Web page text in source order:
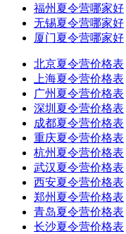
福州夏令营哪家好
无锡夏令营哪家好
厦门夏令营哪家好
北京夏令营价格表
上海夏令营价格表
广州夏令营价格表
深圳夏令营价格表
成都夏令营价格表
重庆夏令营价格表
杭州夏令营价格表
武汉夏令营价格表
西安夏令营价格表
郑州夏令营价格表
青岛夏令营价格表
长沙夏令营价格表